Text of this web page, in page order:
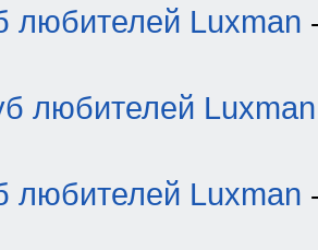
любителей Luxman
любителей Luxman
любителей Luxman